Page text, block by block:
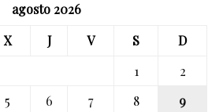
agosto 2026
X J V S
D
1
2
5 6 7 8
9